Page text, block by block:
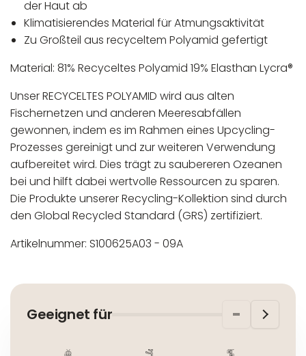
der Haut ab
Klimatisierendes Material für Atmungsaktivität
Zu Großteil aus recyceltem Polyamid gefertigt
Material: 81% Recyceltes Polyamid 19% Elasthan Lycra®
Unser RECYCELTES POLYAMID wird aus alten
Fischernetzen und anderen Meeresabfällen
gewonnen, indem es im Rahmen eines Upcycling-
Prozesses gereinigt und zur weiteren Verwendung
aufbereitet wird. Dies trägt zu saubereren Ozeanen
bei und hilft dabei wertvolle Ressourcen zu sparen.
Die Produkte unserer Recycling-Kollektion sind durch
den Global Recycled Standard (GRS) zertifiziert.
Artikelnummer: S100625A03 - 09A
Maschinenwäsche bis 30°C
Nicht bügeln
In der EU niedergelassener verantwortlicher
Geeignet für